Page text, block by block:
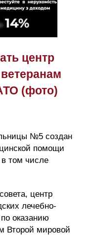
центр
(фото)
№5 создан
помощи
том числе
центр
лечебно-
оказанию
Второй мировой